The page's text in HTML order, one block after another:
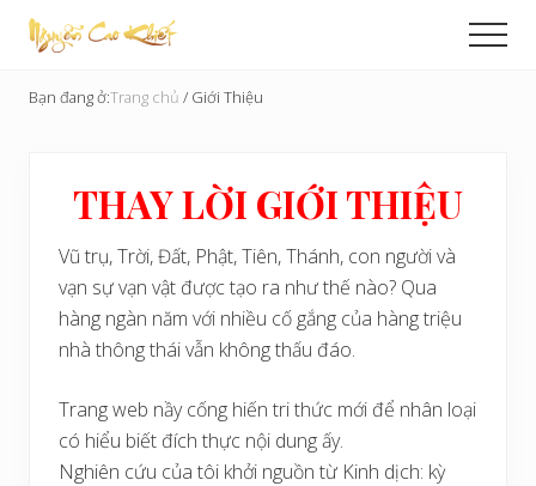
Menu
Skip
content
Tạo
Hoàn
Bạn đang ở:Trang chủ / Giới Thiệu
THAY LỜI GIỚI THIỆU
Vũ trụ, Trời, Đất, Phật, Tiên, Thánh, con người và
vạn sự vạn vật được tạo ra như thế nào? Qua
hàng ngàn năm với nhiều cố gắng của hàng triệu
nhà thông thái vẫn không thấu đáo.
Trang web nầy cống hiến tri thức mới để nhân loại
có hiểu biết đích thực nội dung ấy.
Nghiên cứu của tôi khởi nguồn từ Kinh dịch: kỳ